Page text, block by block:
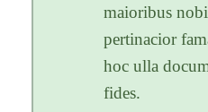
maioribus
pertinacior
hoc ulla
fides.